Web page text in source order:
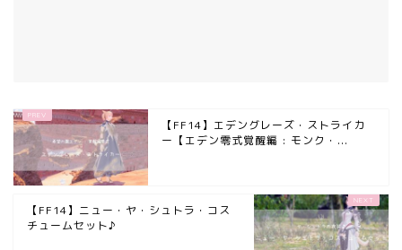
【FF14】エデングレーズ・ストライカ
ー【エデン零式覚醒編 : モンク・...
【FF14】ニュー・ヤ・シュトラ・コス
チュームセット♪